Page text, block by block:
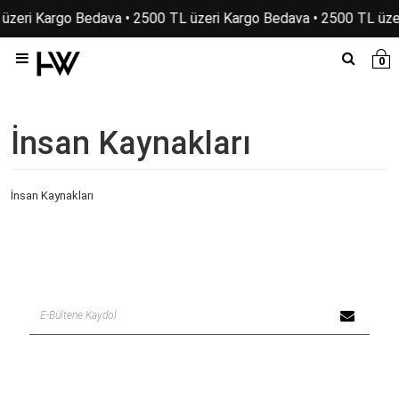
Kargo Bedava • 2500 TL üzeri Kargo Bedava • 2500 TL
0
İnsan Kaynakları
İnsan Kaynakları